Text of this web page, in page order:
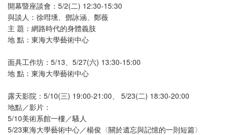
開幕暨座談會：5/2(二) 12:30-15:30
與談人：徐嘒壎、鄧詠涵、鄭薇
主 題：網路時代的身體義肢
地 點：東海大學藝術中心
面具工作坊：5/13、5/27(六) 13:30-15:00
地 點：東海大學藝術中心
露天影院：5/10(三) 19:00-21:00、 5/23(二) 18:30-20:00
地點／影片：
5/10美術系館一樓／騷人
5/23東海大學藝術中心／楊俊〈關於遺忘與記憶的一則短篇〉